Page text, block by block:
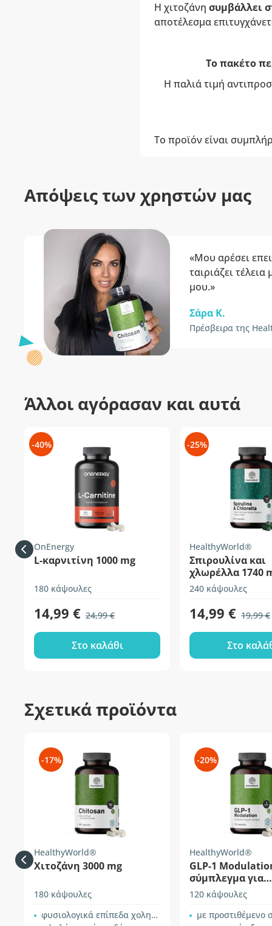
Η χιτοζάνη συμβάλλει
αποτέλεσμα
Το πακέτο
Η παλιά τιμή
Το προϊόν είναι
Απόψεις των χρηστών μας
«Μου αρέσει
ταιριάζει
μου.»
Σάρα Κ.
Πρέσβειρα της
Άλλοι αγόρασαν και αυτά
-40%
OnEnergy
L-καρνιτίνη 1000 mg
180 κάψουλες
14,99 € 24,99 €
Στο καλάθι
-25%
HealthyWorld®
Σπιρουλίνα και
χλωρέλλα 1740
240 κάψουλες
14,99 € 19,99 €
Στο
Σχετικά προϊόντα
-17%
HealthyWorld®
Χιτοζάνη 3000 mg
180 κάψουλες
φυσιολογικά επίπεδα χοληστερόλης
-20%
HealthyWorld®
GLP-1
σύμπλεγμα για
υποστήριξη του
μεταβολισμού
120 κάψουλες
με προστιθέμενο